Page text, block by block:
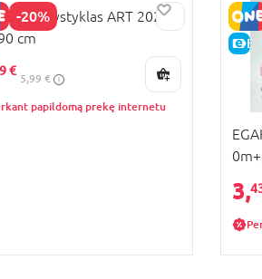
-20%vystyklas ART 202
cm
€
5,99 €
papildomą prekę internetu
3,